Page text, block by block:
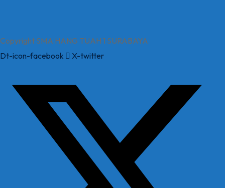
Copyright SMA HANG TUAH 1 SURABAYA
Dt-icon-facebook
X-twitter